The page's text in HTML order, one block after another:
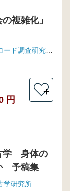
複雑化」
早稲田大学シルクロード調査研究所, 早稲田大学比較考古学研究所, 早稲田大学先史考古学研究所
円
＋
学 身体の
予稿集
学研究所